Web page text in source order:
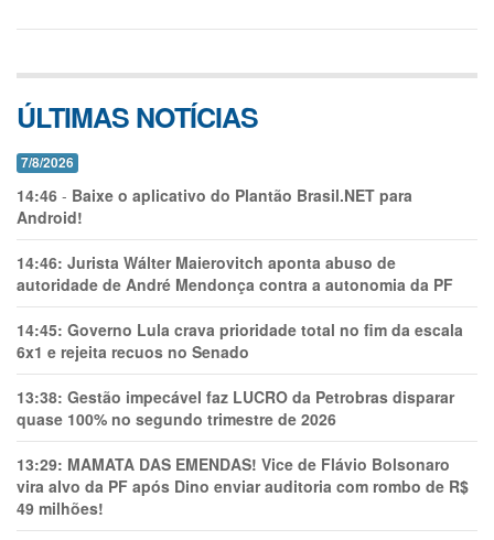
ÚLTIMAS NOTÍCIAS
7/8/2026
14:46 - Baixe o aplicativo do Plantão Brasil.NET para
Android!
14:46: Jurista Wálter Maierovitch aponta abuso de
autoridade de André Mendonça contra a autonomia da PF
14:45: Governo Lula crava prioridade total no fim da escala
6x1 e rejeita recuos no Senado
13:38: Gestão impecável faz LUCRO da Petrobras disparar
quase 100% no segundo trimestre de 2026
13:29: MAMATA DAS EMENDAS! Vice de Flávio Bolsonaro
vira alvo da PF após Dino enviar auditoria com rombo de R$
49 milhões!